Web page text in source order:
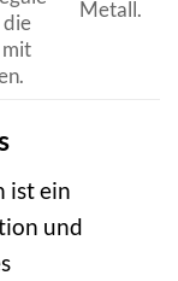
die
Metall.
ist ein
und